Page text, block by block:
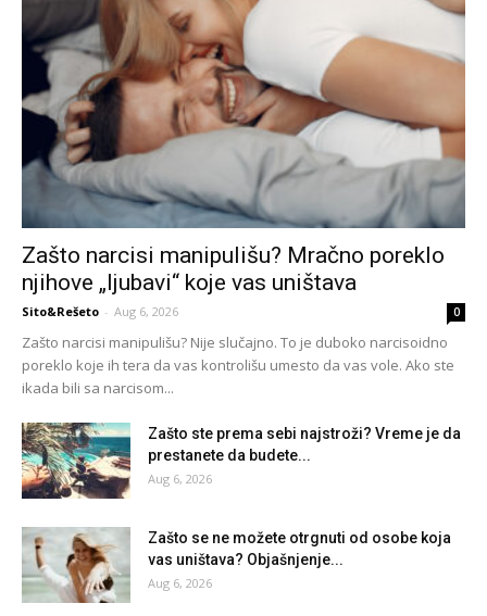
Zašto narcisi manipulišu? Mračno poreklo
njihove „ljubavi“ koje vas uništava
Sito&Rešeto - Aug 6, 2026 0
Zašto narcisi manipulišu? Nije slučajno. To je duboko narcisoidno
poreklo koje ih tera da vas kontrolišu umesto da vas vole. Ako ste
ikada bili sa narcisom...
Zašto ste prema sebi najstroži? Vreme je da
prestanete da budete...
Aug 6, 2026
Zašto se ne možete otrgnuti od osobe koja
vas uništava? Objašnjenje...
Aug 6, 2026